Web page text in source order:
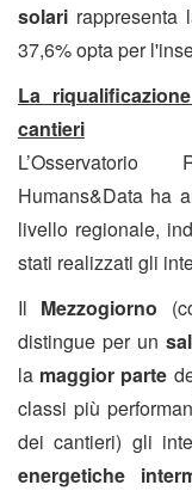
solari rappresenta
37,6% opta per
La
cantieri
L’Osservatorio
Humans&Data ha
livello regionale,
stati realizzati gli
Il Mezzogiorno
distingue per un
la maggior parte
classi più
dei cantieri) gli
energetiche